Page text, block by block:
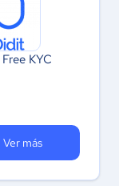
KYC
Ver más